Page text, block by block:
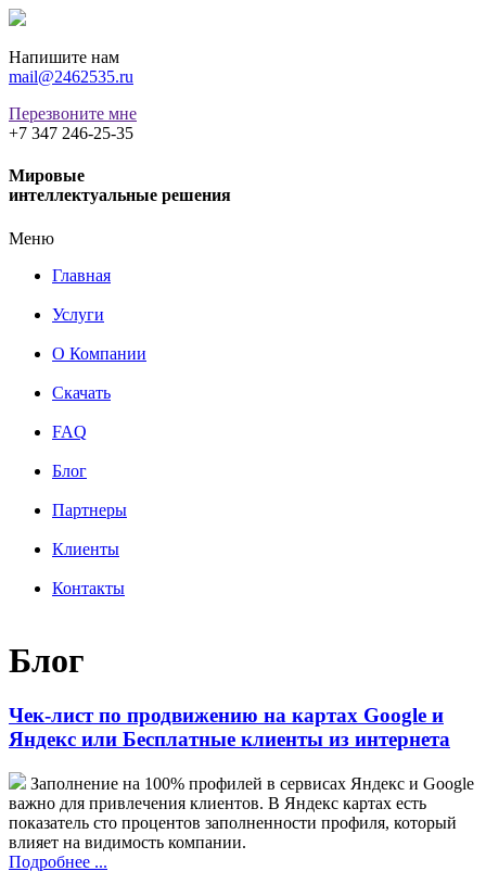
Напишите нам
mail@2462535.ru
Перезвоните мне
+7 347 246-25-35
Мировые
интеллектуальные решения
Меню
Главная
Услуги
О Компании
Скачать
FAQ
Блог
Партнеры
Клиенты
Контакты
Блог
Чек-лист по продвижению на картах Google и
Яндекс или Бесплатные клиенты из интернета
Заполнение на 100% профилей в сервисах Яндекс и Google
важно для привлечения клиентов. В Яндекс картах есть
показатель сто процентов заполненности профиля, который
влияет на видимость компании.
Подробнее ...